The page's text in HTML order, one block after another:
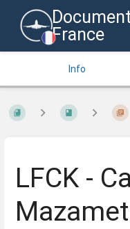
France
Info
LFCK -
Mazamet